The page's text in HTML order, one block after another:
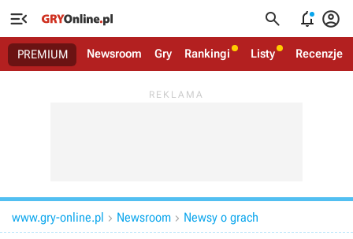
   
PREMIUM Newsroom Gry Rankingi Listy Recenzje
www.gry-online.pl  Newsroom  Newsy o grach